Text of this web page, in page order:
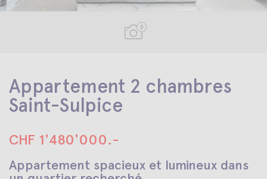
9
Appartement 2 chambres
Saint-Sulpice
CHF 1'480'000.-
Appartement spacieux et lumineux dans